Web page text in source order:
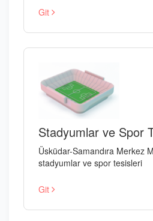
Git
Stadyumlar ve Spor
Üsküdar-Samandıra Merkez
stadyumlar ve spor tesisleri
Git